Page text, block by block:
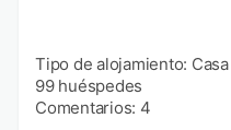
Tipo de alojamiento: Casa
99 huéspedes
Comentarios: 4